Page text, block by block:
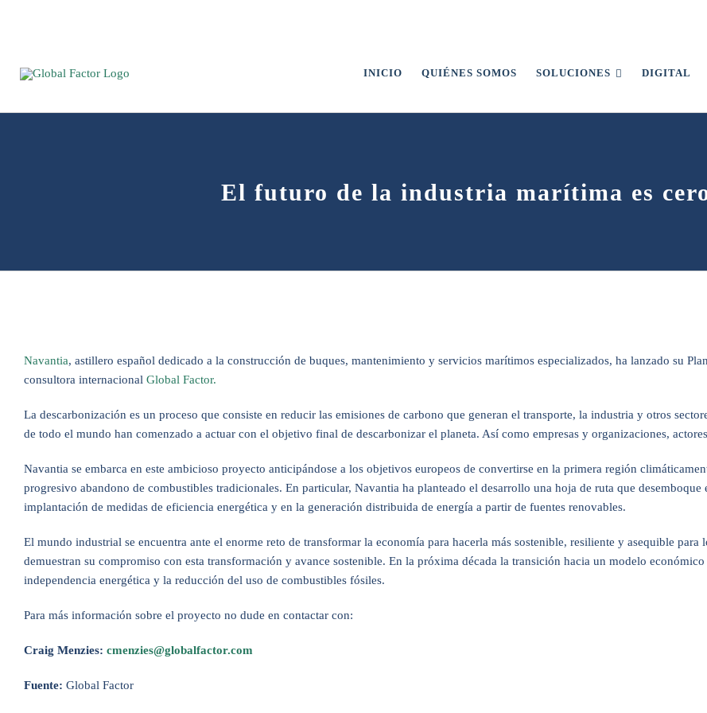
INICIO QUIÉNES SOMOS SOLUCIONES DIGITAL
El futuro de la industria marítima es
Navantia, astillero español dedicado a la construcción de buques, mantenimiento y servicios marítimos especializados, ha lanzado su
consultora internacional Global Factor.
La descarbonización es un proceso que consiste en reducir las emisiones de carbono que generan el transporte, la industria y otros
de todo el mundo han comenzado a actuar con el objetivo final de descarbonizar el planeta. Así como empresas y organizaciones,
Navantia se embarca en este ambicioso proyecto anticipándose a los objetivos europeos de convertirse en la primera región
progresivo abandono de combustibles tradicionales. En particular, Navantia ha planteado el desarrollo una hoja de ruta que
implantación de medidas de eficiencia energética y en la generación distribuida de energía a partir de fuentes renovables.
El mundo industrial se encuentra ante el enorme reto de transformar la economía para hacerla más sostenible, resiliente y asequible
demuestran su compromiso con esta transformación y avance sostenible. En la próxima década la transición hacia un modelo
independencia energética y la reducción del uso de combustibles fósiles.
Para más información sobre el proyecto no dude en contactar con:
Craig Menzies: cmenzies@globalfactor.com
Fuente: Global Factor